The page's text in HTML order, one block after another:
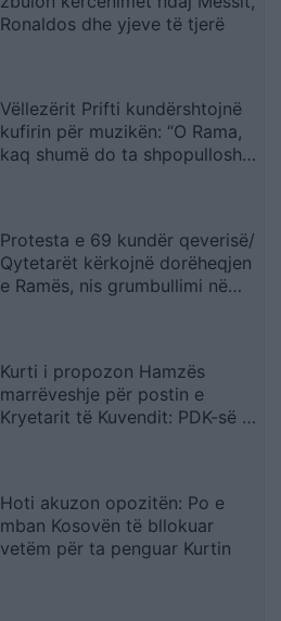
Ronaldos dhe yjeve të tjerë
Vëllezërit Prifti kundërshtojnë
kufirin për muzikën: “O Rama,
kaq shumë do ta shpopullosh
Protesta e 69 kundër qeverisë/
Qytetarët kërkojnë dorëheqjen
e Ramës, nis grumbullimi në
Kurti i propozon Hamzës
marrëveshje për postin e
Kryetarit të Kuvendit: PDK-së i
Hoti akuzon opozitën: Po e
mban Kosovën të bllokuar
vetëm për ta penguar Kurtin